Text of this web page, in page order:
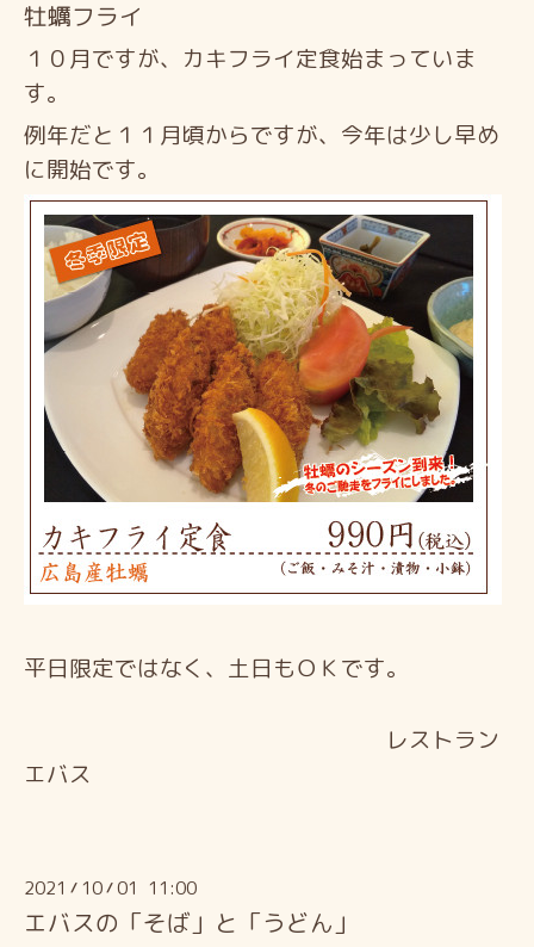
牡蠣フライ
１０月ですが、カキフライ定食始まっていま
す。
例年だと１１月頃からですが、今年は少し早め
に開始です。
平日限定ではなく、土日もＯＫです。
レストラン
エバス
2021 / 10/01 11:00
エバスの「そば」と「うどん」